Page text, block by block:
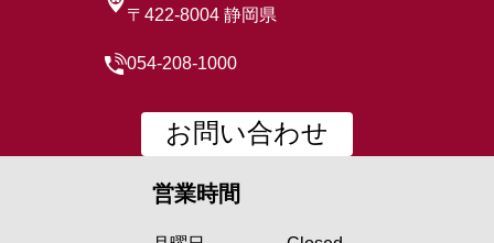
〒422-8004 静岡県
054-208-1000
お問い合わせ
営業時間